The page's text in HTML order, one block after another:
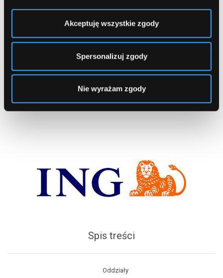
Akceptuję wszystkie zgody
Spersonalizuj zgody
Nie wyrażam zgody
Spis treści
Oddziały
15
Warszawa, Surowieckiego (Metro - Stacja
"Ursynów")